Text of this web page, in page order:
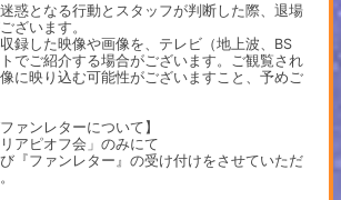
惑となる行動とスタッフが判断した際、退場
ざいます。
録した映像や画像を、テレビ（地上波、BS
でご紹介する場合がございます。ご観覧され
に映り込む可能性がございますこと、予めご
ァンレターについて】
アピオフ会」のみにて
『ファンレター』の受け付けをさせていただ